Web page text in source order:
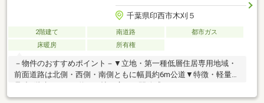
千葉県印西市木刈５
2階建て 南道路
都市ガス
床暖房
所有権
－物件のおすすめポイント－▼立地・第一種低層住居専用地域・
前面道路は北側・西側・南側ともに幅員約6m公道▼特徴・軽量鉄
チンを採用・2階にセカンドリビング有・各洋室・リビング・キッ